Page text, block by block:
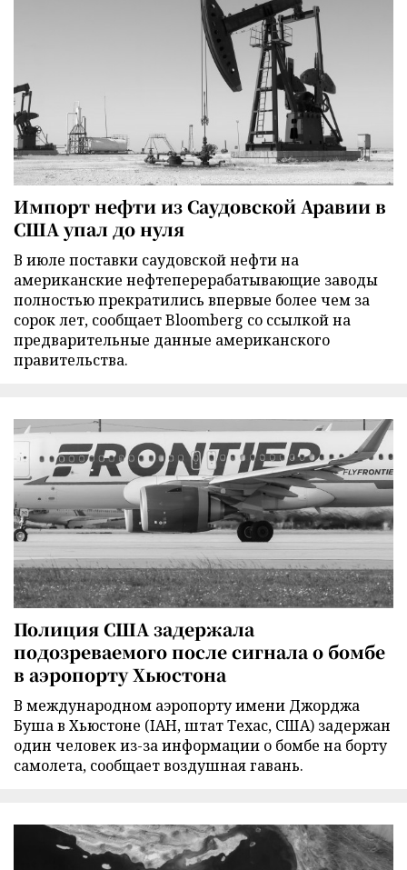
Импорт нефти из Саудовской Аравии в
США упал до нуля
В июле поставки саудовской нефти на
американские нефтеперерабатывающие заводы
полностью прекратились впервые более чем за
сорок лет, сообщает Bloomberg со ссылкой на
предварительные данные американского
правительства.
Полиция США задержала
подозреваемого после сигнала о бомбе
в аэропорту Хьюстона
В международном аэропорту имени Джорджа
Буша в Хьюстоне (IAH, штат Техас, США) задержан
один человек из-за информации о бомбе на борту
самолета, сообщает воздушная гавань.